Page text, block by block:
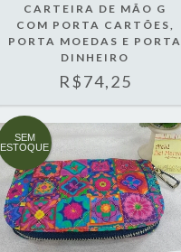
CARTEIRA DE MÃO G
COM PORTA CARTÕES,
PORTA MOEDAS E PORTA
DINHEIRO
R$74,25
SEM
ESTOQUE